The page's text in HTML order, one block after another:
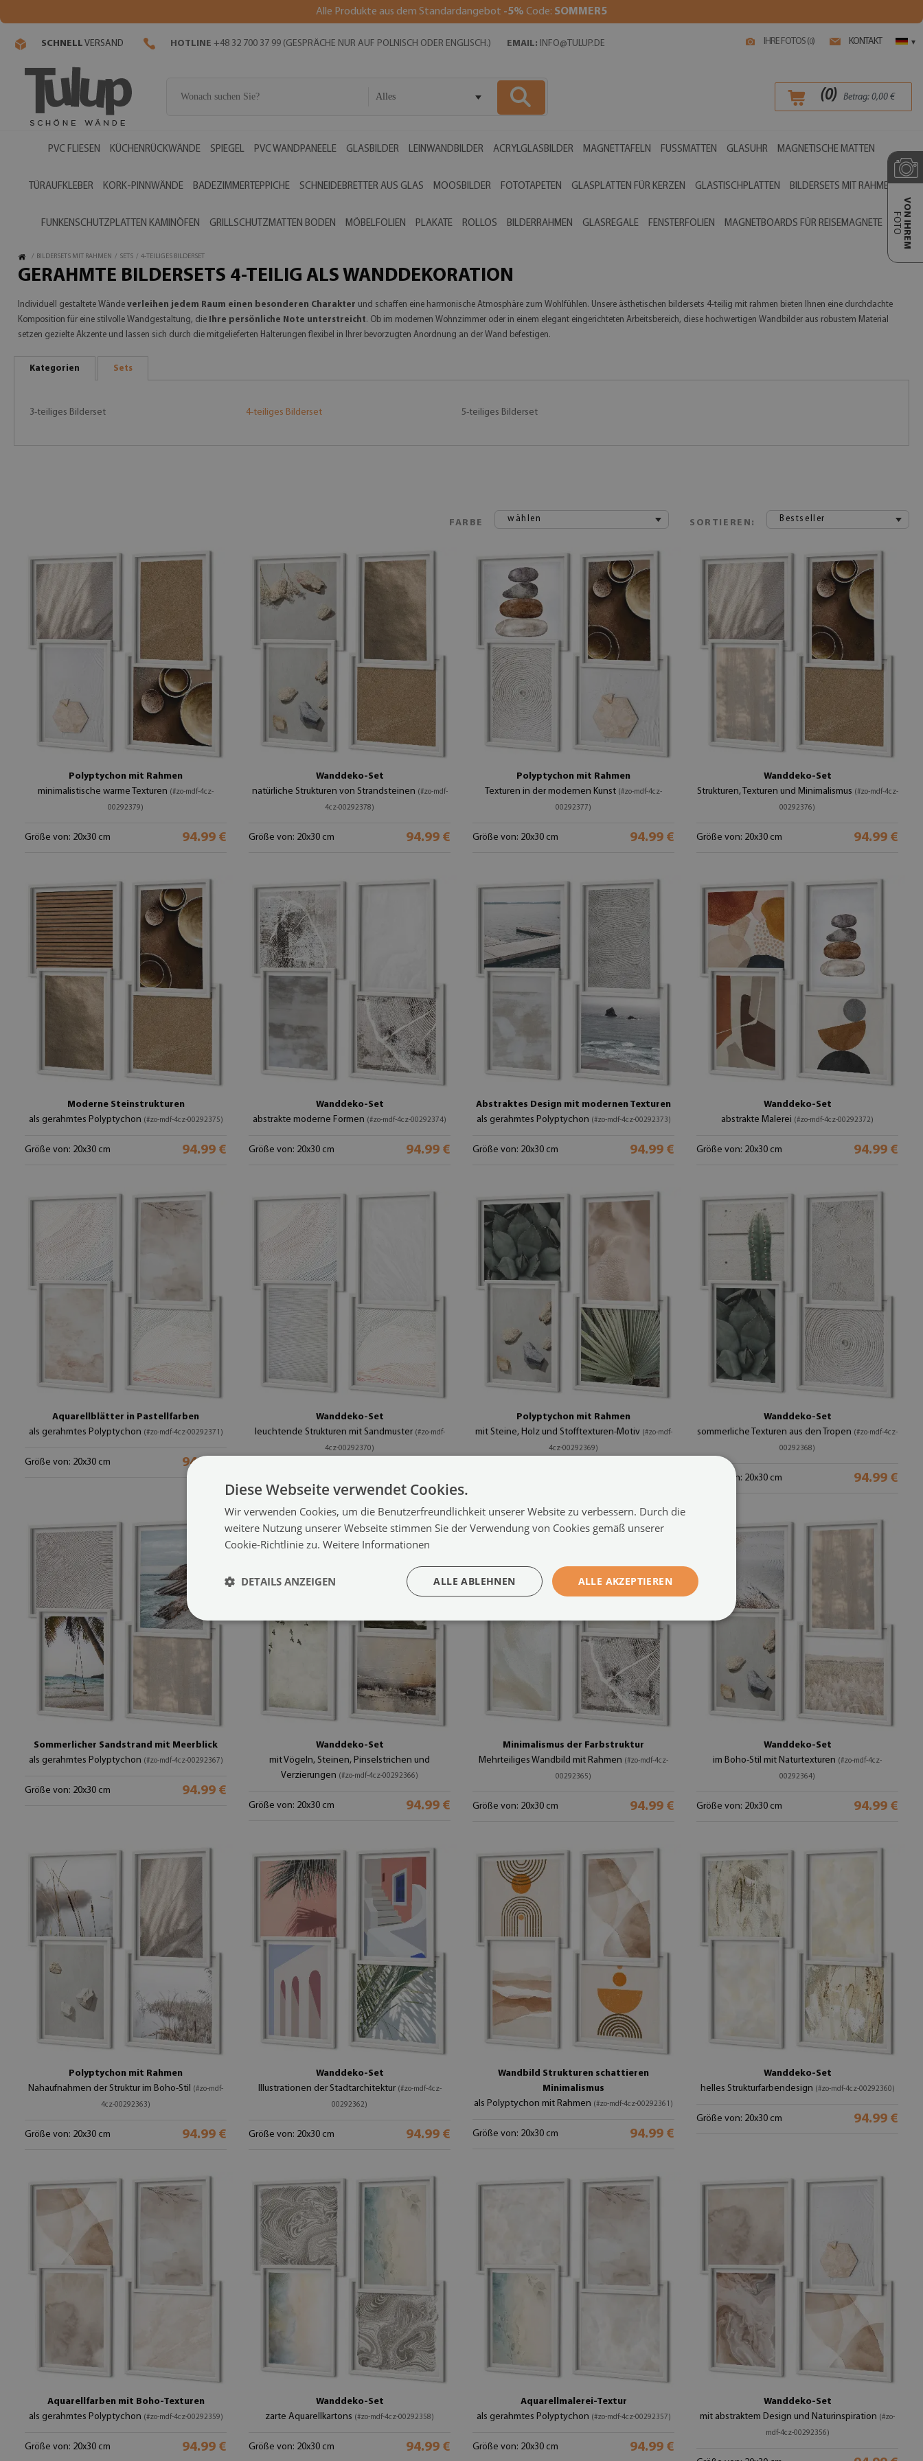
Alle Produkte aus dem Standardangebot -5% Code: SOMMER5
IHRE FOTOS (0) KONTAKT ▾
SCHNELL VERSAND HOTLINE +48 32 700 37 99 (GESPRÄCHE NUR AUF POLNISCH ODER ENGLISCH.) EMAIL: INFO@TULUP.DE
Alles (0) Betrag: 0,00€
PVC FLIESEN KÜCHENRÜCKWÄNDE SPIEGEL PVC WANDPANEELE GLASBILDER LEINWANDBILDER ACRYLGLASBILDER MAGNETTAFELN FUSSMATTEN GLASUHR MAGNETISCHE MATTEN
TÜRAUFKLEBER KORK-PINNWÄNDE BADEZIMMERTEPPICHE SCHNEIDEBRETTER AUS GLAS MOOSBILDER FOTOTAPETEN GLASPLATTEN FÜR KERZEN GLASTISCHPLATTEN BILDERSETS MIT RAHMEN
FUNKENSCHUTZPLATTEN KAMINÖFEN GRILLSCHUTZMATTEN BODEN MÖBELFOLIEN PLAKATE ROLLOS BILDERRAHMEN GLASREGALE FENSTERFOLIEN MAGNETBOARDS FÜR REISEMAGNETE VON IHREM
FOTO
/ BILDERSETS MIT RAHMEN / SETS / 4-TEILIGES BILDERSET
GERAHMTE BILDERSETS 4-TEILIG ALS WANDDEKORATION
Individuell gestaltete Wände verleihen jedem Raum einen besonderen Charakter und schaffen eine harmonische Atmosphäre zum Wohlfühlen. Unsere ästhetischen bildersets 4-teilig mit rahmen bieten Ihnen eine durchdachte
Komposition für eine stilvolle Wandgestaltung, die
Ihre persönliche Note unterstreicht. Ob im modernen Wohnzimmer oder in einem elegant eingerichteten Arbeitsbereich, diese hochwertigen Wandbilder aus robustem Material
setzen gezielte Akzente und lassen sich durch die mitgelieferten Halterungen flexibel in Ihrer bevorzugten Anordnung an der Wand befestigen.
Kategorien Sets
3-teiliges Bilderset 4-teiliges Bilderset 5-teiliges Bilderset
FARBE wählen SORTIEREN: Bestseller
Polyptychon mit Rahmen
minimalistische warme Texturen (#zo-mdf-4cz-
00292379)
Größe von: 20x30 cm 94.99 €
Wanddeko-Set
natürliche Strukturen von Strandsteinen (#zo-mdf-
4cz-00292378)
Größe von: 20x30 cm 94.99 €
Polyptychon mit Rahmen
Texturen in der modernen Kunst (#zo-mdf-4cz-
00292377)
Größe von: 20x30 cm 94.99 €
Wanddeko-Set
Strukturen, Texturen und Minimalismus (#zo-mdf-4cz-
00292376)
Größe von: 20x30 cm 94.99 €
Moderne Steinstrukturen
als gerahmtes Polyptychon (#zo-mdf-4cz-00292375)
Größe von: 20x30 cm 94.99 €
Wanddeko-Set
abstrakte moderne Formen (#zo-mdf-4cz-00292374)
Größe von: 20x30 cm 94.99 €
Abstraktes Design mit modernen Texturen
als gerahmtes Polyptychon (#zo-mdf-4cz-00292373)
Größe von: 20x30 cm 94.99 €
Wanddeko-Set
abstrakte Malerei (#zo-mdf-4cz-00292372)
Größe von: 20x30 cm 94.99 €
Aquarellblätter in Pastellfarben
als gerahmtes Polyptychon (#zo-mdf-4cz-00292371)
Größe von: 20x30 cm 94.99 €
Wanddeko-Set
leuchtende Strukturen mit Sandmuster (#zo-mdf-
4cz-00292370)
Polyptychon mit Rahmen
mit Steine, Holz und Stofftexturen-Motiv (#zo-mdf-
4cz-00292369)
Wanddeko-Set
sommerliche Texturen aus den Tropen (#zo-mdf-4cz-
00292368)
Größe von: 20x30 cm 94.99 €
Sommerlicher Sandstrand mit Meerblick
als gerahmtes Polyptychon (#zo-mdf-4cz-00292367)
Größe von: 20x30 cm 94.99 €
Wanddeko-Set
mit Vögeln, Steinen, Pinselstrichen und
Verzierungen (#zo-mdf-4cz-00292366)
Größe von: 20x30 cm 94.99 €
Minimalismus der Farbstruktur
Mehrteiliges Wandbild mit Rahmen (#zo-mdf-4cz-
00292365)
Größe von: 20x30 cm 94.99 €
Wanddeko-Set
im Boho-Stil mit Naturtexturen (#zo-mdf-4cz-
00292364)
Größe von: 20x30 cm 94.99 €
Polyptychon mit Rahmen
Nahaufnahmen der Struktur im Boho-Stil (#zo-mdf-
4cz-00292363)
Größe von: 20x30 cm 94.99 €
Wanddeko-Set
Illustrationen der Stadtarchitektur (#zo-mdf-4cz-
00292362)
Größe von: 20x30 cm 94.99 €
Wandbild Strukturen schattieren
Minimalismus
als Polyptychon mit Rahmen (#zo-mdf-4cz-00292361)
Größe von: 20x30 cm 94.99 €
Wanddeko-Set
helles Strukturfarbendesign (#zo-mdf-4cz-00292360)
Größe von: 20x30 cm 94.99 €
Aquarellfarben mit Boho-Texturen
als gerahmtes Polyptychon (#zo-mdf-4cz-00292359)
Größe von: 20x30 cm 94.99 €
Wanddeko-Set
zarte Aquarellkartons (#zo-mdf-4cz-00292358)
Größe von: 20x30 cm 94.99 €
Aquarellmalerei-Textur
als gerahmtes Polyptychon (#zo-mdf-4cz-00292357)
Größe von: 20x30 cm 94.99 €
Wanddeko-Set
mit abstraktem Design und Naturinspiration (#zo-
mdf-4cz-00292356)
Diese Webseite verwendet Cookies.
Wir verwenden Cookies, um die Benutzerfreundlichkeit unserer Website zu verbessern. Durch die
weitere Nutzung unserer Webseite stimmen Sie der Verwendung von Cookies gemäß unserer
Cookie-Richtlinie zu. Weitere Informationen
ALLE AKZEPTIEREN
ALLE ABLEHNEN
DETAILS ANZEIGEN